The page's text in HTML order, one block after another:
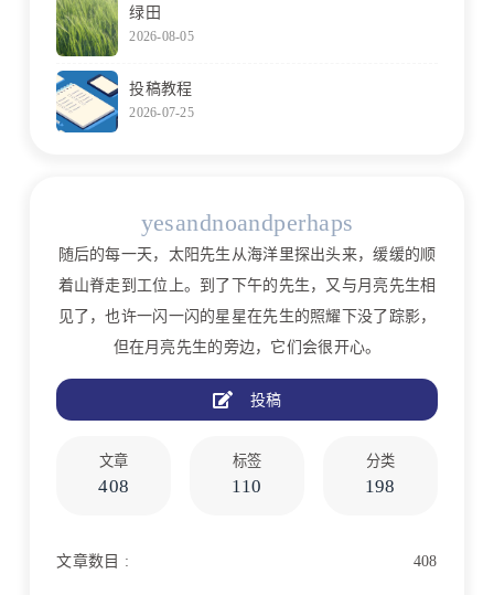
绿田
2026-08-05
投稿教程
2026-07-25
yesandnoandperhaps
随后的每一天，太阳先生从海洋里探出头来，缓缓的顺
着山脊走到工位上。到了下午的先生，又与月亮先生相
见了，也许一闪一闪的星星在先生的照耀下没了踪影，
但在月亮先生的旁边，它们会很开心。
投稿
文章
408
标签
110
分类
198
文章数目 : 408